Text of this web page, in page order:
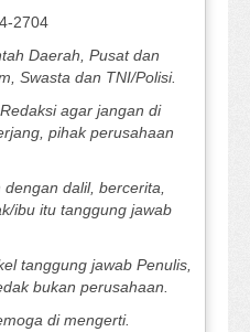
2704
Daerah, Pusat dan
Swasta dan TNI/Polisi.
agar jangan di
pihak perusahaan
dalil, bercerita,
ibu itu tanggung jawab
tanggung jawab Penulis,
bukan perusahaan.
di mengerti.